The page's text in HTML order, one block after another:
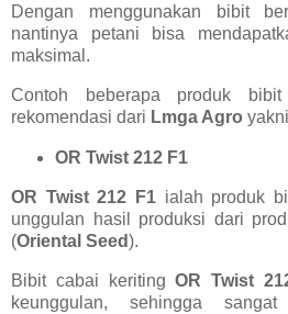
Dengan menggunakan bibit
nantinya petani bisa
maksimal.
Contoh beberapa produk
rekomendasi dari Lmga Agro
OR Twist 212 F1
OR Twist 212 F1 ialah produk
unggulan hasil produksi dari
(Oriental Seed).
Bibit cabai keritingOR Twist
keunggulan, sehingga